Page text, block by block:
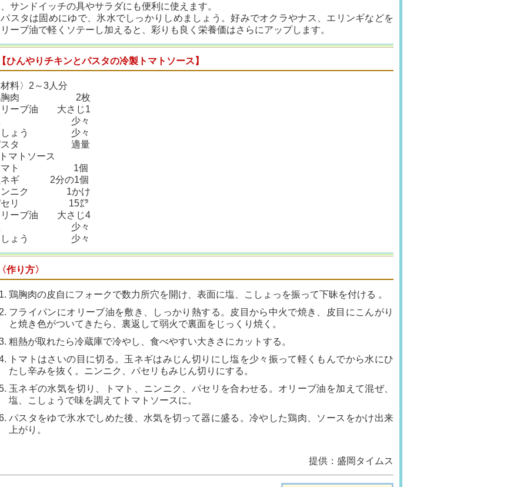
サンドイッチの具やサラダにも便利に使えます。
タは固めにゆで、氷水でしっかりしめましょう。好みでオクラやナス、エリンギなどを
ーブ油で軽くソテーし加えると、彩りも良く栄養価はさらにアップします。
ひんやりチキンとパスタの冷製トマトソース】
料〉2～3人分
胸肉 2枚
リーブ油 大さじ1
少々
しょう 少々
スタ 適量
マトソース
マト 1個
ネギ 2分の1個
ンニク 1かけ
セリ 15㌘
リーブ油 大さじ4
少々
しょう 少々
作り方〉
鶏胸肉の皮自にフォークで数力所穴を開け、表面に塩、こしょっを振って下昧を付ける 。
フライパンにオリーブ油を敷き、しっかり熱する。皮目から中火で焼き、皮目にこんがり
と焼き色がついてきたら、裏返して弱火で裏面をじっくり焼く。
粗熱が取れたら冷蔵庫で冷やし、食べやすい大きさにカットする。
トマトはさいの目に切る。玉ネギはみじん切りにし塩を少々振って軽くもんでから水にひ
たし辛みを抜く。ニンニク、パセリもみじん切りにする。
玉ネギの水気を切り、トマト、ニンニク、パセリを合わせる。オリーブ油を加えて混ぜ、
塩、こしょうで味を調えてトマトソースに。
パスタをゆで氷水でしめた後、水気を切って器に盛る。冷やした鶏肉、ソースをかけ出来
上がり。
提供：盛岡タイムス